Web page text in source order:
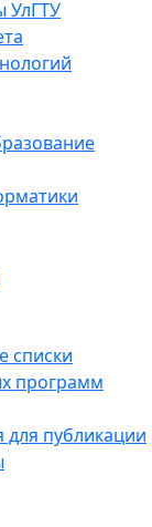
УлГТУ
списки
программ
публикации